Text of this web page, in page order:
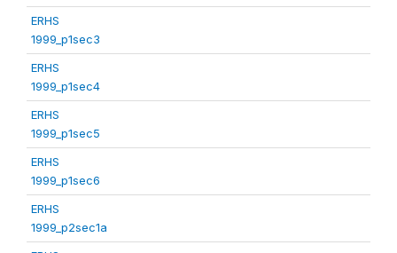
ERHS
1999_p1sec3
ERHS
1999_p1sec4
ERHS
1999_p1sec5
ERHS
1999_p1sec6
ERHS
1999_p2sec1a